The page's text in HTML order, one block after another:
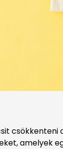
csökkenteni
amelyek